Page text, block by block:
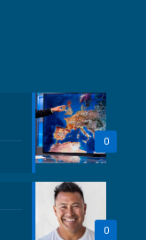
0
0